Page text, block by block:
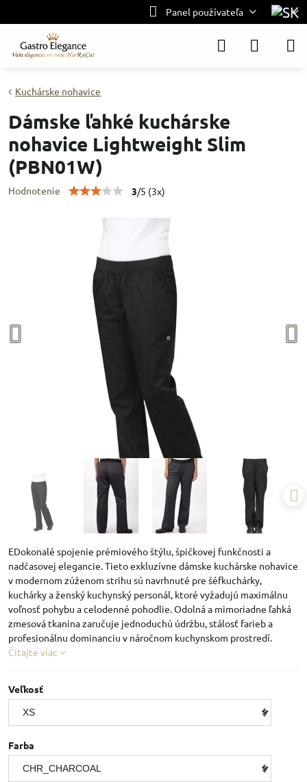
Panel používateľa
Kuchárske nohavice
Dámske ľahké kuchárske
nohavice Lightweight Slim
(PBN01W)
Hodnotenie 3/5 (3x)
EDokonalé spojenie prémiového štýlu, špičkovej funkčnosti a
nadčasovej elegancie. Tieto exkluzívne dámske kuchárske nohavice
v modernom zúženom strihu sú navrhnuté pre šéfkuchárky,
kuchárky a ženský kuchynský personál, ktoré vyžadujú maximálnu
voľnosť pohybu a celodenné pohodlie. Odolná a mimoriadne ľahká
zmesová tkanina zaručuje jednoduchú údržbu, stálosť farieb a
profesionálnu dominanciu v náročnom kuchynskom prostredí.
Čítajte viac
Veľkosť
Farba